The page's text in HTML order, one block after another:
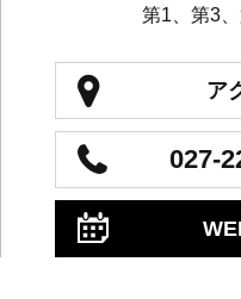
第1、第3
ア
027-